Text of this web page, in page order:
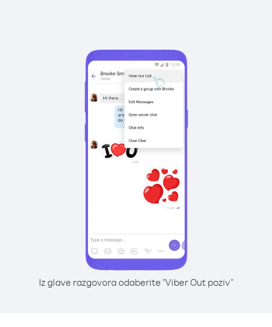
Iz glave razgovora odaberite "Viber Out poziv"